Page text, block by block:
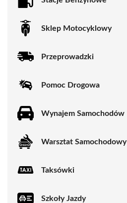
Sklep Motocyklowy
Przeprowadzki
Pomoc Drogowa
Wynajem Samochodów
Warsztat Samochodowy
Taksówki
Szkoły Jazdy